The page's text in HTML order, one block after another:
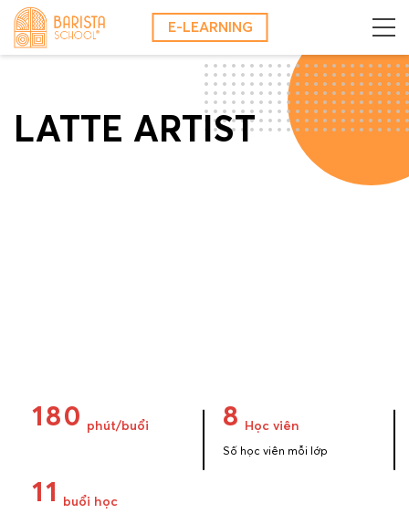
Skip
content
E-LEARNING
LATTE ARTIST
180 phút/buổi 8 Học viên
Số học viên mỗi lớp
11 buổi học